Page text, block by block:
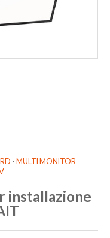
- MULTI MONITOR
installazione